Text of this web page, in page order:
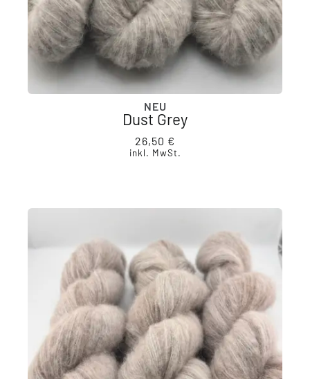
NEU
Dust Grey
26,50 €
inkl. MwSt.